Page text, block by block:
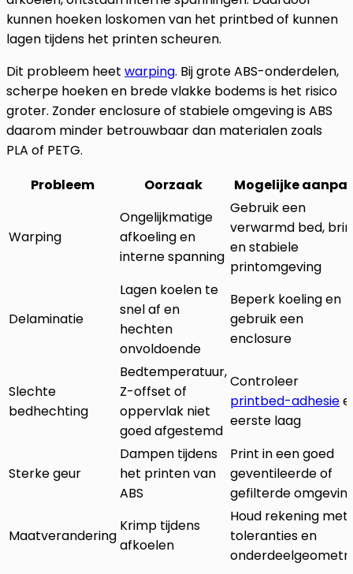
kunnen hoeken loskomen van het printbed of kunnen
lagen tijdens het printen scheuren.
Dit probleem heet warping. Bij grote ABS-onderdelen,
scherpe hoeken en brede vlakke bodems is het risico
groter. Zonder enclosure of stabiele omgeving is ABS
daarom minder betrouwbaar dan materialen zoals
PLA of PETG.
Probleem
Oorzaak Mogelijke
Warping
Ongelijkmatige
afkoeling en
interne spanning
Gebruik een
verwarmd bed,
en stabiele
printomgeving
Delaminatie
Lagen koelen te
snel af en
hechten
onvoldoende
Beperk koeling en
gebruik een
enclosure
Slechte
bedhechting
Bedtemperatuur,
Z-offset of
oppervlak niet
goed afgestemd
Controleer
printbed-adhesie
eerste laag
Sterke geur
Dampen tijdens
het printen van
ABS
Print in een goed
geventileerde of
gefilterde
Maatverandering
Krimp tijdens
afkoelen
Houd rekening met
toleranties en